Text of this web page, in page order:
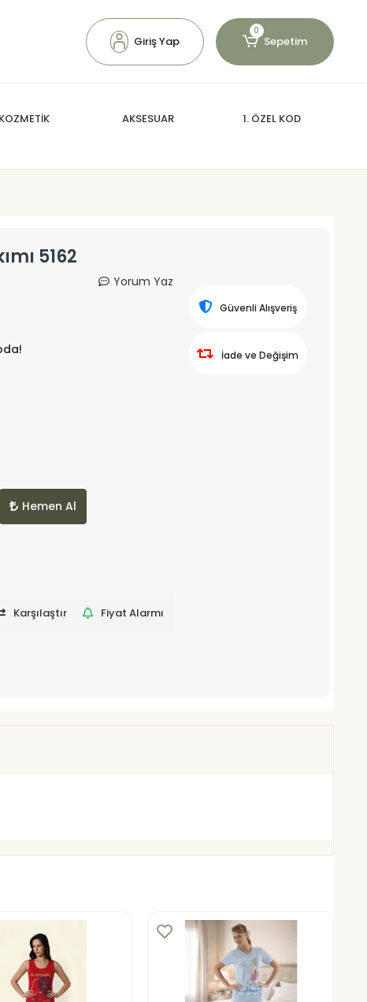
Giriş Yap
0
Sepetim
KOZMETİK AKSESUAR 1. ÖZEL KOD
5162
Yorum Yaz
Hemen Al
Karşılaştır
Fiyat Alarmı
Güvenli Alışveriş
İade ve Değişim